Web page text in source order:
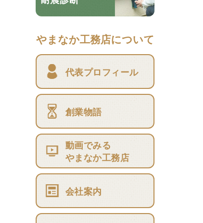
やまなか工務店について
代表プロフィール
創業物語
動画でみる
やまなか工務店
会社案内